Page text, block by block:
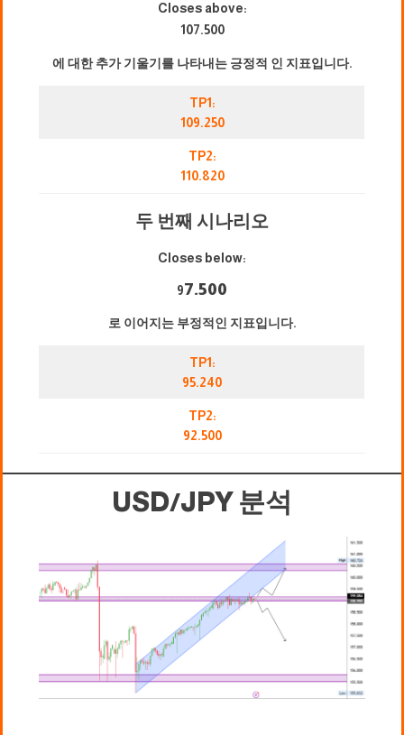
Closes above:
107.500
에 대한 추가 기울기를 나타내는 긍정적 인 지표입니다.
TP1:
109.250
TP2:
110.820
두 번째 시나리오
Closes below:
97.500
로 이어지는 부정적인 지표입니다.
TP1:
95.240
TP2:
92.500
USD/JPY 분석